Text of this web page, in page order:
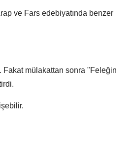
ve Fars edebiyatında benzer
Fakat mülakattan sonra "Feleğin